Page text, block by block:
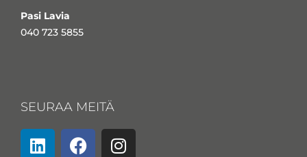
Pasi Lavia
040 723 5855
SEURAA MEITÄ
L
F
I